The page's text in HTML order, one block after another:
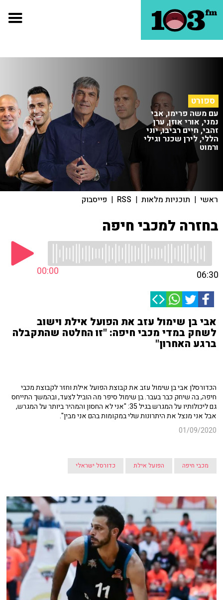
ספורט
עם משה פרימו, אבי
נמני, אורי אוזן, ערן
זהבי, חיים רביבו, יוני
הללי, לירן שכנר וגילי
ורמוט
ראשי | תוכניות מלאות |
RSS
| פייסבוק
בחזרה למכבי חיפה
00:00 06:30
אבי בן שימול עזב את הפועל אילת וישוב
לשחק במדי מכבי חיפה: "זו החלטה שהתקבלה
ברגע האחרון"
הכדורסלן אבי בן שימול עזב את קבוצת הפועל אילת וחזר לקבוצת מכבי
חיפה, בה שיחק כבר בעבר. בן שימול סיפר מה הוביל לצעד, ובהמשך התייחס
גם ליכולותיו על המגרש בגיל 35: "אני לא החסון והמהיר ביותר על המגרש,
אבל אני מנצל את היתרונות שלי במקומות בהם אני מבין".
01/09/2020
מכבי חיפה הפועל אילת כדורסל ישראלי